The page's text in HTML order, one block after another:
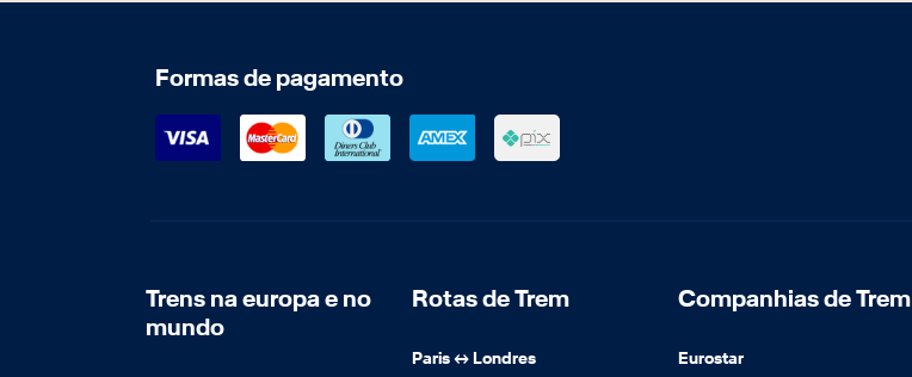
Formas de pagamento
Trens na europa e no
mundo
Rotas de Trem
Paris ↔️ Londres
Companhias de Trem
Eurostar